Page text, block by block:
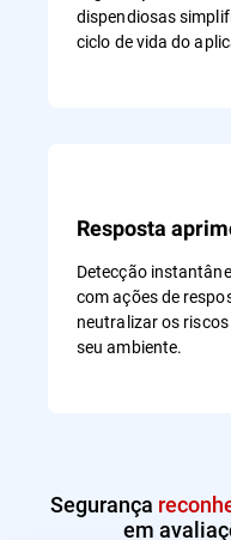
dispendiosas
ciclo de vida do
Resposta
Detecção
com ações de
neutralizar os
seu ambiente.
Segurança
em